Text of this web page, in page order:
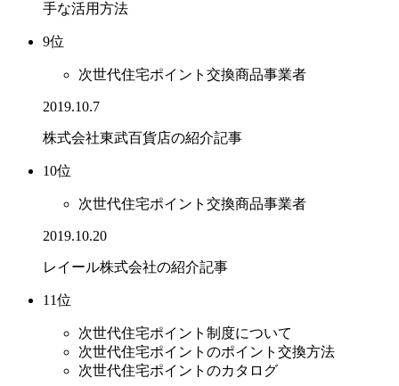
手な活用方法
9位
次世代住宅ポイント交換商品事業者
2019.10.7
株式会社東武百貨店の紹介記事
10位
次世代住宅ポイント交換商品事業者
2019.10.20
レイール株式会社の紹介記事
11位
次世代住宅ポイント制度について
次世代住宅ポイントのポイント交換方法
次世代住宅ポイントのカタログ